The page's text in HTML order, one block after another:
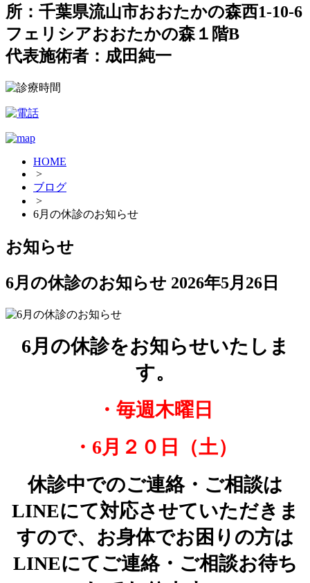
所：千葉県流山市おおたかの森西1-10-6
フェリシアおおたかの森１階B
代表施術者：成田純一
HOME
>
ブログ
>
6月の休診のお知らせ
お知らせ
6月の休診のお知らせ 2026年5月26日
6月の休診をお知らせいたしま
す。
・毎週木曜日
・6月２０日（土）
休診中でのご連絡・ご相談は
LINEにて対応させていただきま
すので、お身体でお困りの方は
LINEにてご連絡・ご相談お待ち